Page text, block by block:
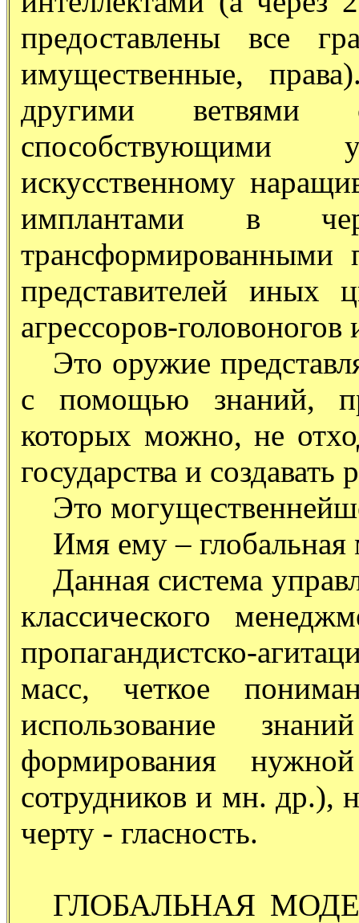
предоставлены все
имущественные,
другими ветвями
искусственному
имплантами в
трансформированными
представителей иных
агрессоров-головоногов
Это оружие
с помощью знаний,
которых можно, не
государства и создавать
Это
Имя ему – глобальная
Данная система
классического
пропагандистско-
масс, четкое
использование
формирования
сотрудников и мн. др.),
черту - гласность.
ГЛОБАЛЬНАЯ